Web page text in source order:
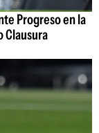
Progreso en la
Clausura